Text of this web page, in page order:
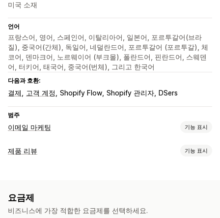
미국 소재
언어
프랑스어, 영어, 스페인어, 이탈리아어, 일본어, 포르투갈어(브라
질), 중국어(간체), 독일어, 네덜란드어, 포르투갈어 (포르투갈), 체
코어, 덴마크어, 노르웨이어 (부크몰), 폴란드어, 핀란드어, 스웨덴
어, 터키어, 태국어, 중국어(번체), 그리고 한국어
다음과 호환:
결제 고객 계정 Shopify Flow Shopify 관리자 DSers
범주
이메일 마케팅 기능 표시
캠페인 유형
템플릿 번역
제품 리뷰 기능 표시
미디어 갤러리
모든 리뷰 페이지
최고의 리뷰 리뷰 하이라이트
요금제
비즈니스에 가장 적합한 요금제를 선택하세요.